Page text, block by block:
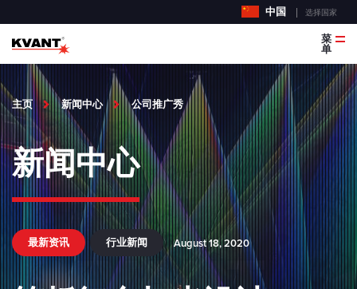
中国 选择国家
菜
单
主页 新闻中心 公司推广秀
新闻中心
最新资讯 行业新闻 August 18, 2020